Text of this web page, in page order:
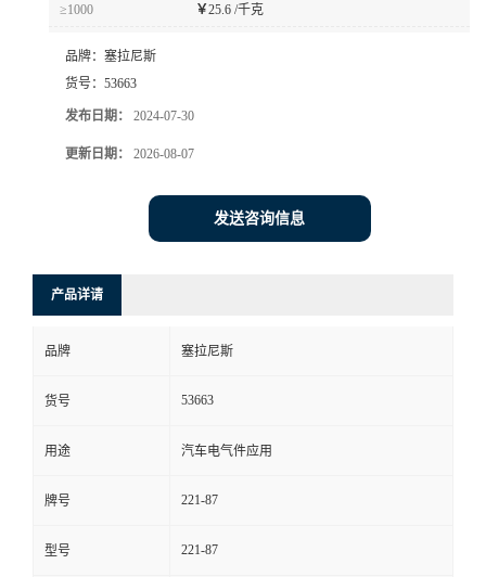
≥1000 ￥25.6 /千克
品牌： 塞拉尼斯
货号： 53663
发布日期： 2024-07-30
更新日期： 2026-08-07
发送咨询信息
产品详请
品牌 塞拉尼斯
货号 53663
用途 汽车电气件应用
牌号 221-87
型号 221-87